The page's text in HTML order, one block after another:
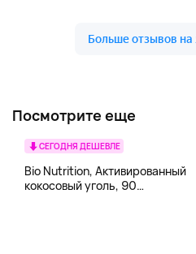
Посмотрите еще
СЕГОДНЯ ДЕШЕВЛЕ
Bio Nutrition, Активированный
кокосовый уголь, 90